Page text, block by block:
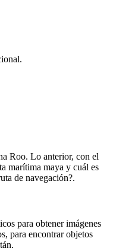
Roo. Lo anterior, con el
marítima maya y cuál es
de navegación?.
para obtener imágenes
para encontrar objetos